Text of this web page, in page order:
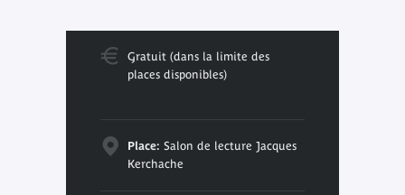
Gratuit (dans la limite des
places disponibles)
Place: Salon de lecture Jacques
Kerchache